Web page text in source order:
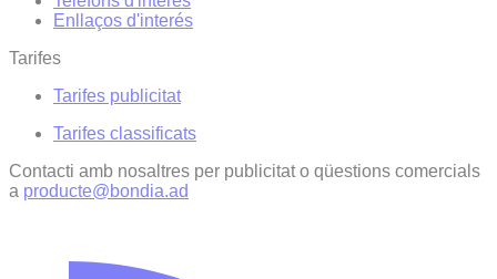
Enllaços d'interés
Tarifes
Tarifes publicitat
Tarifes classificats
Contacti amb nosaltres per publicitat o qüestions comercials
a producte@bondia.ad